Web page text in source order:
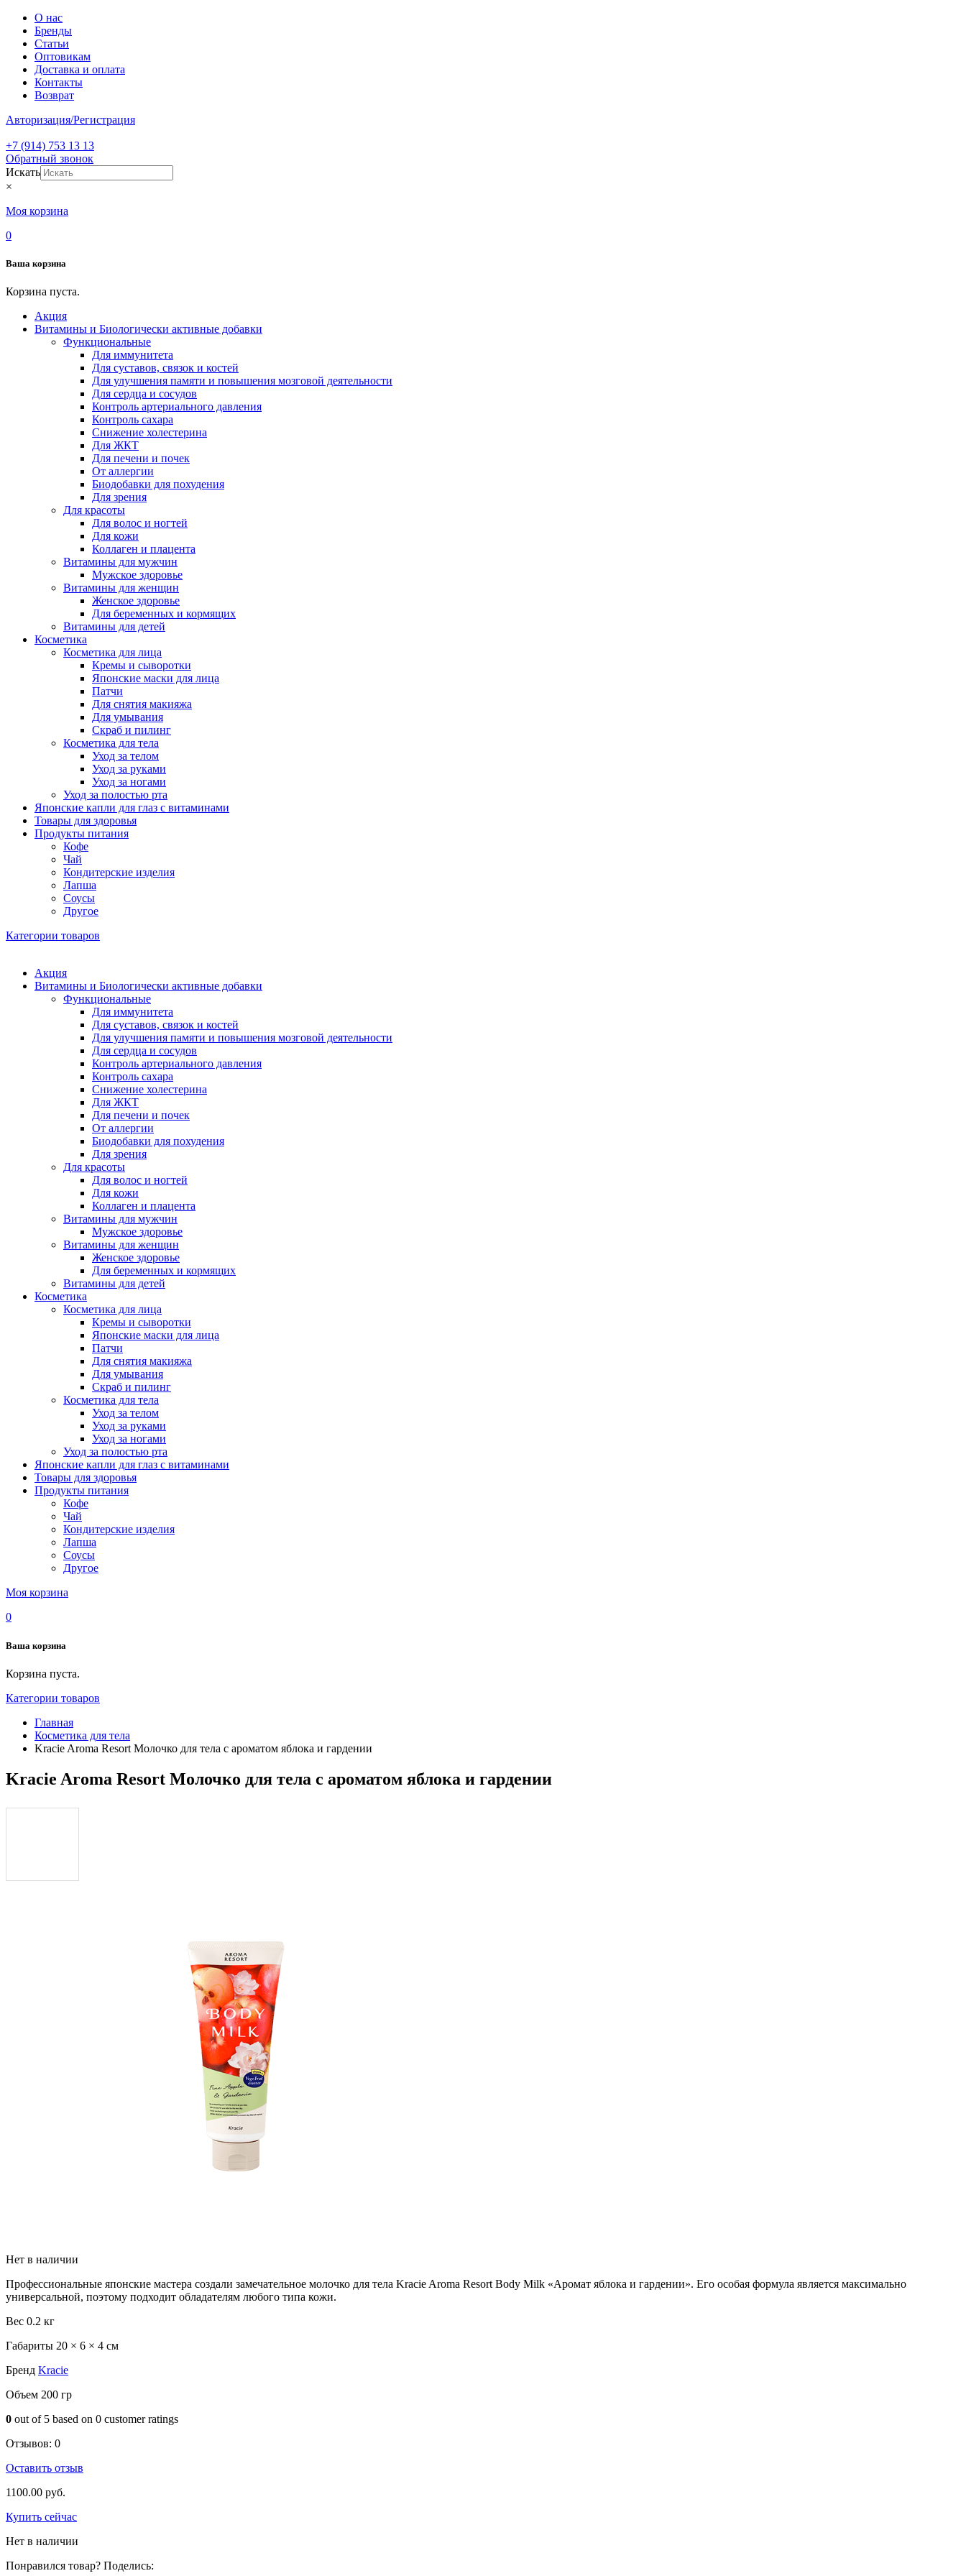
О нас
Бренды
Статьи
Оптовикам
Доставка и оплата
Контакты
Возврат
Авторизация/Регистрация
+7 (914) 753 13 13
Обратный звонок
Искать
×
Моя корзина
0
Ваша корзина
Корзина пуста.
Акция
Витамины и Биологически активные добавки
Функциональные
Для иммунитета
Для суставов, связок и костей
Для улучшения памяти и повышения мозговой деятельности
Для сердца и сосудов
Контроль артериального давления
Контроль сахара
Снижение холестерина
Для ЖКТ
Для печени и почек
От аллергии
Биодобавки для похудения
Для зрения
Для красоты
Для волос и ногтей
Для кожи
Коллаген и плацента
Витамины для мужчин
Мужское здоровье
Витамины для женщин
Женское здоровье
Для беременных и кормящих
Витамины для детей
Косметика
Косметика для лица
Кремы и сыворотки
Японские маски для лица
Патчи
Для снятия макияжа
Для умывания
Скраб и пилинг
Косметика для тела
Уход за телом
Уход за руками
Уход за ногами
Уход за полостью рта
Японские капли для глаз с витаминами
Товары для здоровья
Продукты питания
Кофе
Чай
Кондитерские изделия
Лапша
Соусы
Другое
Категории товаров
Акция
Витамины и Биологически активные добавки
Функциональные
Для иммунитета
Для суставов, связок и костей
Для улучшения памяти и повышения мозговой деятельности
Для сердца и сосудов
Контроль артериального давления
Контроль сахара
Снижение холестерина
Для ЖКТ
Для печени и почек
От аллергии
Биодобавки для похудения
Для зрения
Для красоты
Для волос и ногтей
Для кожи
Коллаген и плацента
Витамины для мужчин
Мужское здоровье
Витамины для женщин
Женское здоровье
Для беременных и кормящих
Витамины для детей
Косметика
Косметика для лица
Кремы и сыворотки
Японские маски для лица
Патчи
Для снятия макияжа
Для умывания
Скраб и пилинг
Косметика для тела
Уход за телом
Уход за руками
Уход за ногами
Уход за полостью рта
Японские капли для глаз с витаминами
Товары для здоровья
Продукты питания
Кофе
Чай
Кондитерские изделия
Лапша
Соусы
Другое
Моя корзина
0
Ваша корзина
Корзина пуста.
Категории товаров
Главная
Косметика для тела
Kracie Aroma Resort Молочко для тела с ароматом яблока и гардении
Kracie Aroma Resort Молочко для тела с ароматом яблока и гардении
Нет в наличии
Профессиональные японские мастера создали замечательное молочко для тела Kracie Aroma Resort Body Milk «Аромат яблока и гардении». Его особая формула является максимально
универсальной, поэтому подходит обладателям любого типа кожи.
Вес 0.2 кг
Габариты 20 × 6 × 4 см
Бренд Kracie
Объем 200 гр
0 out of 5 based on 0 customer ratings
Отзывов: 0
Оставить отзыв
1100.00 руб.
Купить сейчас
Нет в наличии
Понравился товар? Поделись: